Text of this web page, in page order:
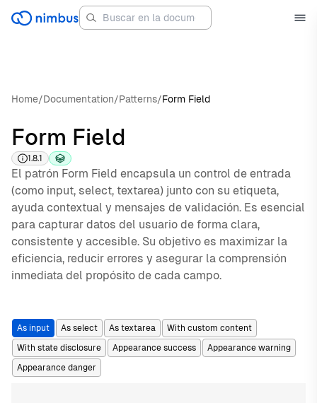
Home/Documentation/Patterns/Form Field
Form Field
1.8.1
El patrón Form Field encapsula un control de entrada
(como input, select, textarea) junto con su etiqueta,
ayuda contextual y mensajes de validación. Es esencial
para capturar datos del usuario de forma clara,
consistente y accesible. Su objetivo es maximizar la
eficiencia, reducir errores y asegurar la comprensión
inmediata del propósito de cada campo.
As input As select As textarea
With custom content
With state disclosure
Appearance success
Appearance warning
Appearance danger